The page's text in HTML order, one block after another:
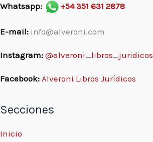
Whatsapp: +54 351 631 2878
E-mail: info@alveroni.com
Instagram: @alveroni_libros_juridicos
Facebook: Alveroni Libros Jurídicos
Secciones
Inicio